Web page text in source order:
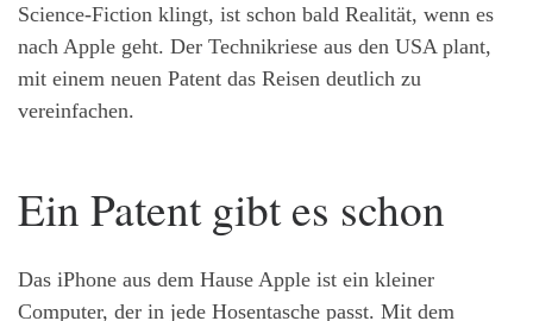
Science-Fiction klingt, ist schon bald Realität, wenn es
nach Apple geht. Der Technikriese aus den USA plant,
mit einem neuen Patent das Reisen deutlich zu
vereinfachen.
Ein Patent gibt es schon
Das iPhone aus dem Hause Apple ist ein kleiner
Computer, der in jede Hosentasche passt. Mit dem